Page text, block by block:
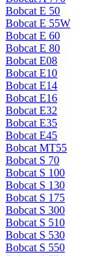
Bobcat E 50
Bobcat E 55W
Bobcat E 60
Bobcat E 80
Bobcat E08
Bobcat E10
Bobcat E14
Bobcat E16
Bobcat E32
Bobcat E35
Bobcat E45
Bobcat MT55
Bobcat S 70
Bobcat S 100
Bobcat S 130
Bobcat S 175
Bobcat S 300
Bobcat S 510
Bobcat S 530
Bobcat S 550